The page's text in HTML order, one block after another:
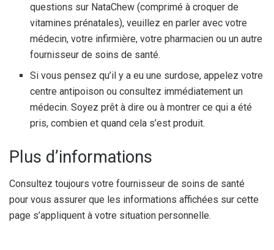
questions sur NataChew (comprimé à croquer de
vitamines prénatales), veuillez en parler avec votre
médecin, votre infirmière, votre pharmacien ou un autre
fournisseur de soins de santé.
Si vous pensez qu’il y a eu une surdose, appelez votre
centre antipoison ou consultez immédiatement un
médecin. Soyez prêt à dire ou à montrer ce qui a été
pris, combien et quand cela s’est produit.
Plus d’informations
Consultez toujours votre fournisseur de soins de santé
pour vous assurer que les informations affichées sur cette
page s’appliquent à votre situation personnelle.